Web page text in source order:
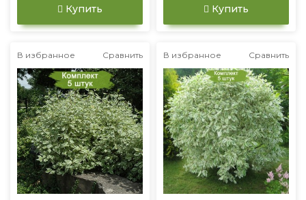
Купить Купить
В избранное Сравнить В избранное Сравнить